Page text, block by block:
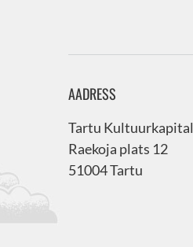
AADRESS
Tartu Kultuurkapital
Raekoja plats 12
51004 Tartu